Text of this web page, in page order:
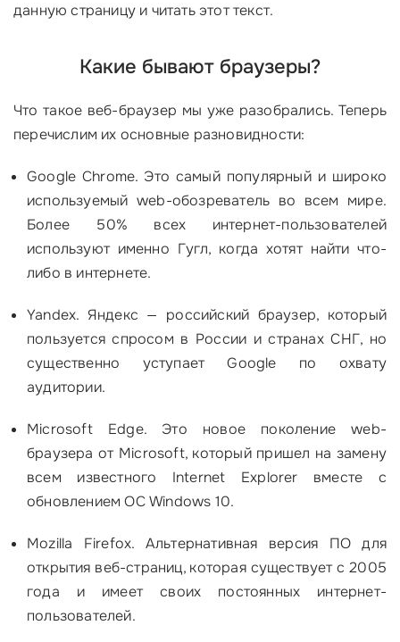
данную страницу и читать этот текст.
Какие бывают браузеры?
Что такое веб-браузер мы уже разобрались. Теперь
перечислим их основные разновидности:
Google Chrome. Это самый популярный и широко
используемый web-обозреватель во всем мире.
Более 50% всех интернет-пользователей
используют именно Гугл, когда хотят найти что-
либо в интернете.
Yandex. Яндекс — российский браузер, который
пользуется спросом в России и странах СНГ, но
существенно уступает Google по охвату
аудитории.
Microsoft Edge. Это новое поколение web-
браузера от Microsoft, который пришел на замену
всем известного Internet Explorer вместе с
обновлением ОС Windows 10.
Mozilla Firefox. Альтернативная версия ПО для
открытия веб-страниц, которая существует с 2005
года и имеет своих постоянных интернет-
пользователей.